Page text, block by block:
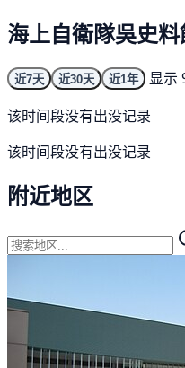
海上自衛隊吳史
近7天 近30天 近1年
显示
该时间段没有出没记录
该时间段没有出没记录
附近地区